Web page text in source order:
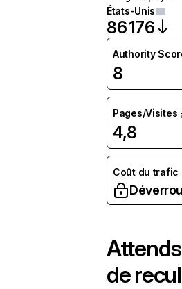
États-Unis
86 176
Authority
8
Pages/Visites
4,8
Coût du trafic
de